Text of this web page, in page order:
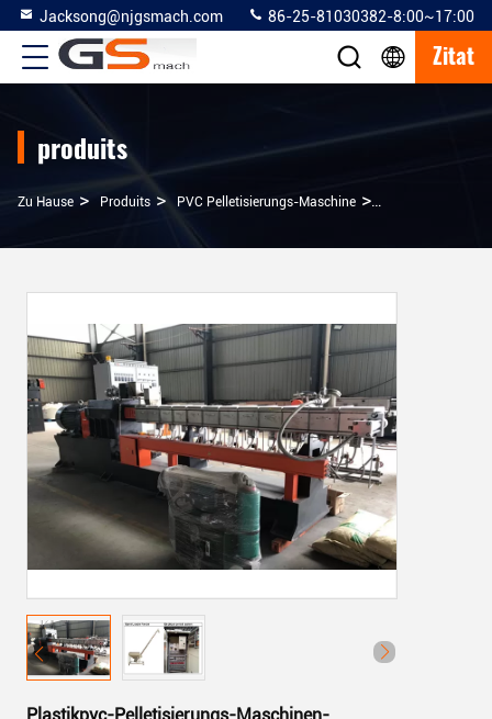
Jacksong@njgsmach.com 86-25-81030382-8:00~17:00
Zitat
produits
Zu Hause > Produits > PVC Pelletisierungs-Maschine >